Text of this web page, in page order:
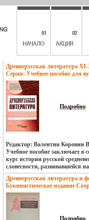
Древнерусская литература
Серия: Учебное пособие для
4580z.
Подробно
Редактор: Валентин Коровин
Учебное пособие заключает в
курс истории русской
словесности, развивавшейся на
протяжении семи веков
в нем не только
информацию, но и образцы
филологического анализа
текстов различных жанров,
разновидностей и стилей В
программой курса пособие
Древнерусская литература и
Букинистическое издание
Хорошая 1974 г Твердый
стр Тираж: 9500 экз Формат:
(~145х217 мм) инфо 4584z.
Подробно